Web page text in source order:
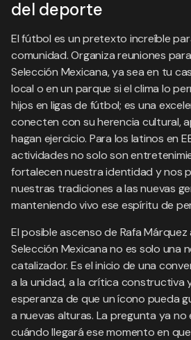
del deporte
El fútbol es un pretexto increíble
comunidad. Organiza reuniones
Selección Mexicana, ya sea en tu
local o en un parque si el clima lo
hijos en ligas de fútbol; es una
conecten con su herencia cultural,
hagan ejercicio. Para los latinos en
actividades no solo son
fortalecen nuestra identidad y nos
nuestras tradiciones a las nuevas
manteniendo vivo ese espíritu de
El posible ascenso de Rafa Márquez
Selección Mexicana no es solo una
catalizador. Es el inicio de una
a la unidad, a la crítica constructiva
esperanza de que un ícono pueda
a nuevas alturas. La pregunta ya no
cuándo llegará ese momento en que